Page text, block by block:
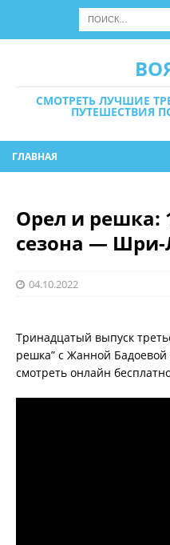
СМОТРЕТЬ ЛУЧШИЕ
ПУТЕШЕСТВИЯ
ГЛАВНАЯ
Орел и решка:
сезона — Шри-
04.10.2022
Тринадцатый выпуск
решка” с Жанной
смотреть онлайн